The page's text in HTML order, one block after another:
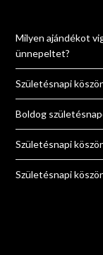
Milyen ajándékot
ünnepeltet?
Születésnapi
Boldog
Születésnapi
Születésnapi